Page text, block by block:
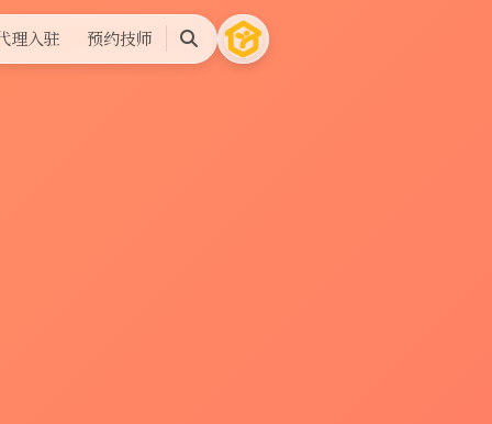
理入驻 预约技师
搜